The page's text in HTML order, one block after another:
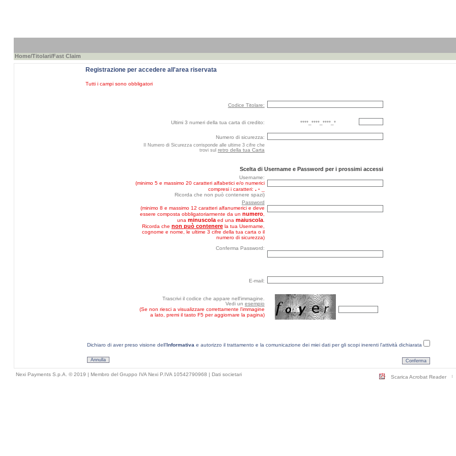
Home/Titolari/Fast Claim
Registrazione per accedere all'area riservata
Tutti i campi sono obbligatori
Codice Titolare:
Ultimi 3 numeri della tua carta di credito: ****_****_****_*
Numero di sicurezza:
Il Numero di Sicurezza corrisponde alle ultime 3 cifre che
trovi sul retro della tua Carta
Scelta di Username e Password per i prossimi accessi
Username:
(minimo 5 e massimo 20 caratteri alfabetici e/o numerici
compresi i caratteri: . - _
Ricorda che non può contenere spazi)
Password
(minimo 8 e massimo 12 caratteri alfanumerici e deve
essere composta obbligatoriarmente da un numero,
una minuscolaed una maiuscola.
Ricorda che non può contenerela tua Username,
cognome e nome, le ultime 3 cifre della tua carta o il
numero di sicurezza)
Conferma Password:
E-mail:
Trascrivi il codice che appare nell'immagine.
Vedi un esempio
(Se non riesci a visualizzare correttamente l'immagine
a lato, premi il tasto F5 per aggiornare la pagina)
Dichiaro di aver preso visione dell'Informativa e autorizzo il trattamento e la comunicazione dei miei dati per gli scopi inerenti l'attività dichiarata
Annulla
Nexi Payments S.p.A. © 2019 | Membro del Gruppo IVA Nexi P.IVA 10542790968 | Dati societari Scarica Acrobat Reader